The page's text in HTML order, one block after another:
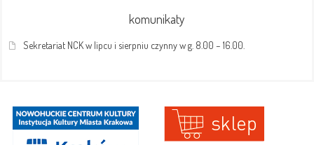
komunikaty
Sekretariat NCK w lipcu i sierpniu czynny w g. 8.00 – 16.00.